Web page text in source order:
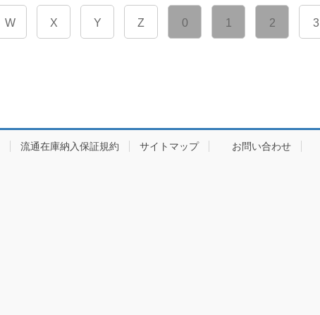
W X Y Z 0 1 2 3
流通在庫納入保証規約 サイトマップ お問い合わせ